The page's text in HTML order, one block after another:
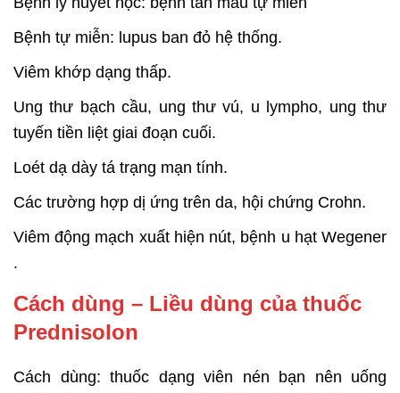
Bệnh tự miễn: lupus ban đỏ hệ thống.
Viêm khớp dạng thấp.
Ung thư bạch cầu, ung thư vú, u lympho, ung thư
tuyến tiền liệt giai đoạn cuối.
Loét dạ dày tá trạng mạn tính.
Các trường hợp dị ứng trên da, hội chứng Crohn.
Viêm động mạch xuất hiện nút, bệnh u hạt Wegener
.
Cách dùng – Liều dùng của thuốc
Prednisolon
Cách dùng: thuốc dạng viên nén bạn nên uống